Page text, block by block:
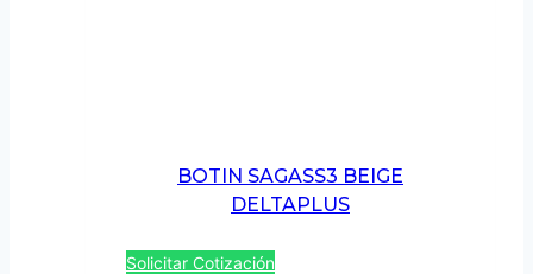
BOTIN SAGASS3 BEIGE
DELTAPLUS
Solicitar Cotización